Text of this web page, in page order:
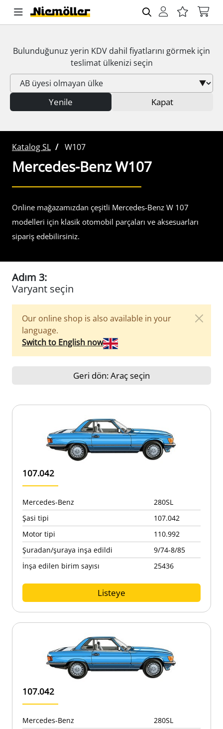
Bulunduğunuz yerin KDV dahil fiyatlarını görmek için
teslimat ülkenizi seçin
Yenile Kapat
Katalog SL W107
Mercedes-BenzW107
Online mağazamızdan çeşitli Mercedes-Benz W 107
modelleri için klasik otomobil parçaları ve aksesuarları
sipariş edebilirsiniz.
Adım 3:
Varyant seçin
Our online shop is also available in your
language.
Switch to English now
Geri dön: Araç seçin
107.042
Mercedes-Benz
280SL
Şasi tipi
107.042
Motor tipi
110.992
Şuradan/şuraya inşa edildi
9/74-8/85
İnşa edilen birim sayısı
25436
Listeye
107.042
Mercedes-Benz
280SL